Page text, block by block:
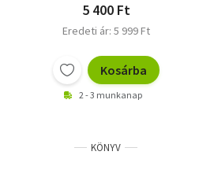
5 400 Ft
Eredeti ár: 5 999 Ft
Kosárba
2 - 3 munkanap
KÖNYV